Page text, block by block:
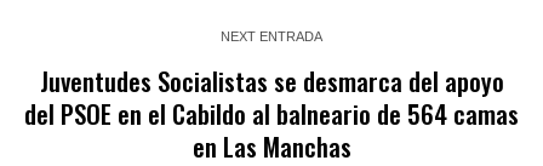
NEXT ENTRADA
Juventudes Socialistas se desmarca del apoyo
del PSOE en el Cabildo al balneario de 564 camas
en Las Manchas